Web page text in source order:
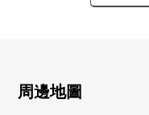
▼Mansion的特徴
▼房間的特徴
周邊地圖